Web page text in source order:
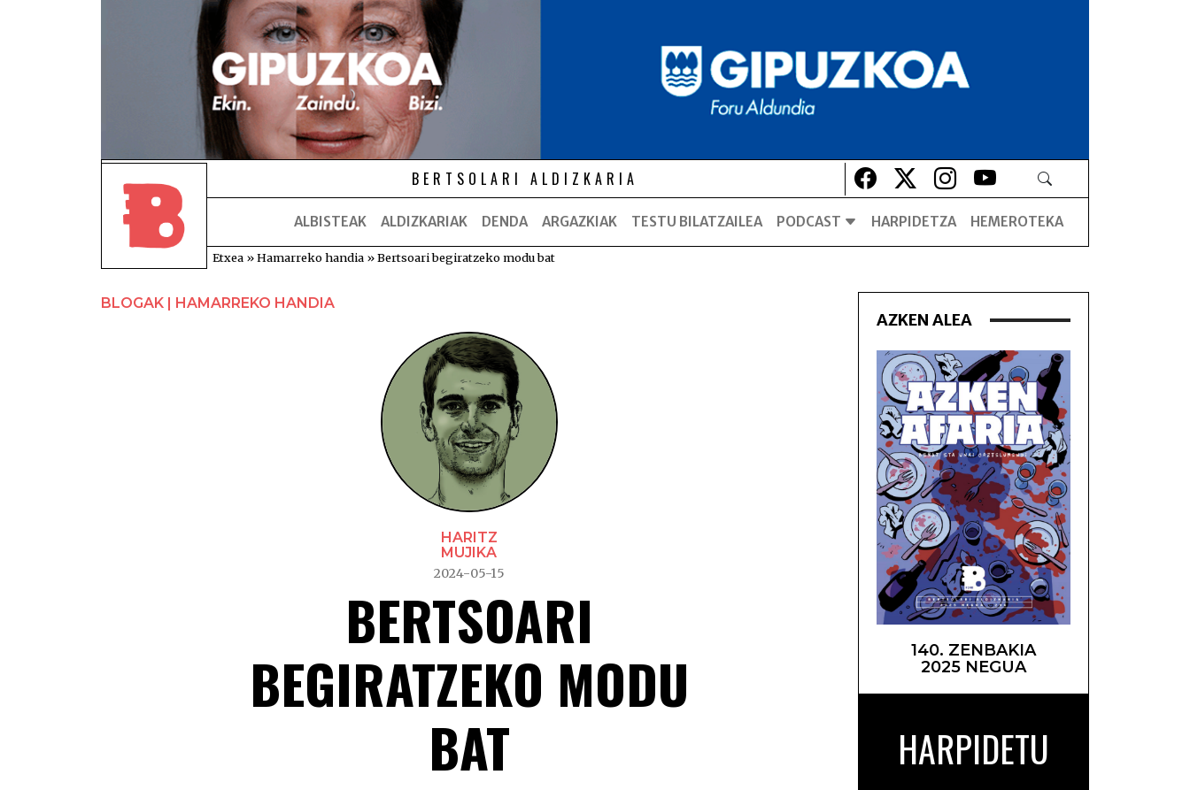
BERTSOLARI ALDIZKARIA Lehio berrian irekiko da
Lehio berrian irekiko da
Lehio berrian irekiko da
Lehio berrian irekiko da
ALBISTEAK ALDIZKARIAK DENDA ARGAZKIAK TESTU BILATZAILEA PODCAST HARPIDETZA HEMEROTEKA
Etxea »Hamarreko handia »Bertsoari begiratzeko modu bat
BLOGAK | HAMARREKO HANDIA
HARITZ
MUJIKA
2024-05-15
BERTSOARI
BEGIRATZEKO MODU
BAT
AZKEN ALEA
140. ZENBAKIA
2025 NEGUA
HARPIDETU